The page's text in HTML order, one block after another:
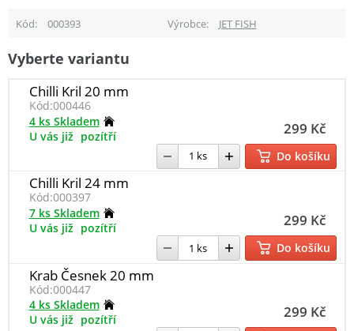
Kód 000393 Výrobce JET FISH
Vyberte variantu
Chilli Kril 20 mm
Kód:000446
299 Kč
4 ks Skladem
U vás již pozítří
Do košíku
Chilli Kril 24 mm
Kód:000397
299 Kč
7 ks Skladem
U vás již pozítří
Do košíku
Krab Česnek 20 mm
Kód:000447
299 Kč
4 ks Skladem
U vás již pozítří